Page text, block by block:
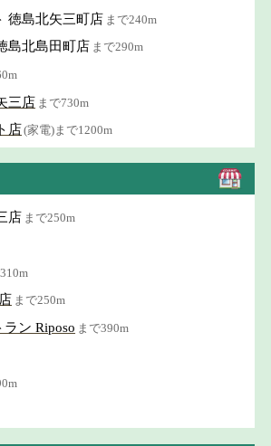
徳島北矢三町店 まで240m
島北島田町店 まで290m
三店 まで730m
店(家電)まで1200m
店 まで250m
まで250m
ン Riposo まで390m